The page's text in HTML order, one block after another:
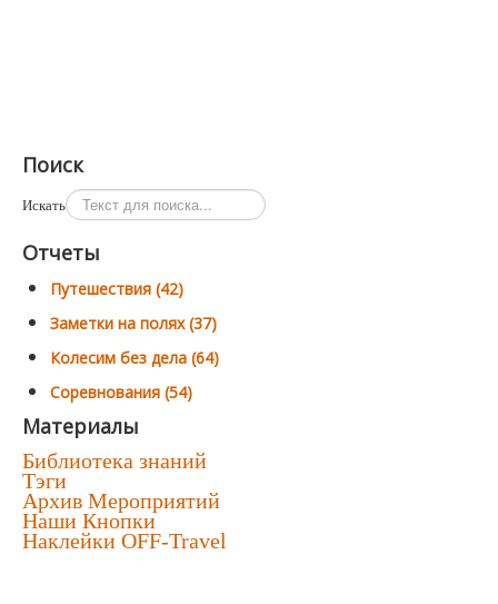
Поиск
Искать
Отчеты
Путешествия (42)
Заметки на полях (37)
Колесим без дела (64)
Соревнования (54)
Материалы
Библиотека знаний
Тэги
Архив Мероприятий
Наши Кнопки
Наклейки OFF-Travel